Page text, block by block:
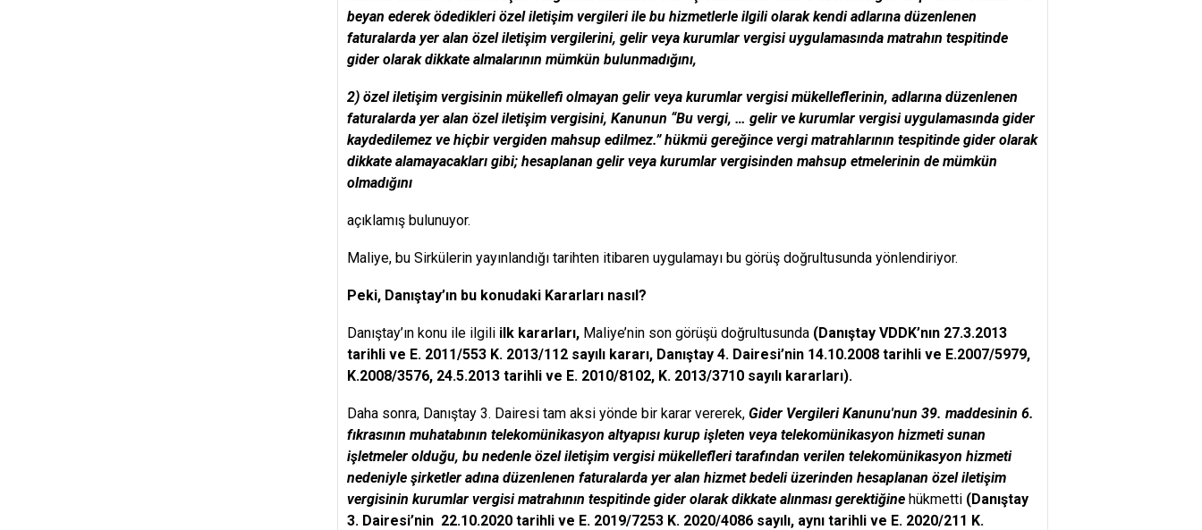
beyan ederek ödedikleri özel iletişim vergileri ile bu hizmetlerle ilgili olarak kendi adlarına düzenlenen
faturalarda yer alan özel iletişim vergilerini, gelir veya kurumlar vergisi uygulamasında matrahın tespitinde
gider olarak dikkate almalarının mümkün bulunmadığını,
2) özel iletişim vergisinin mükellefi olmayan gelir veya kurumlar vergisi mükelleflerinin, adlarına düzenlenen
faturalarda yer alan özel iletişim vergisini, Kanunun “Bu vergi, … gelir ve kurumlar vergisi uygulamasında gider
kaydedilemez ve hiçbir vergiden mahsup edilmez.” hükmü gereğince vergi matrahlarının tespitinde gider olarak
dikkate alamayacakları gibi; hesaplanan gelir veya kurumlar vergisinden mahsup etmelerinin de mümkün
olmadığını
açıklamış bulunuyor.
Maliye, bu Sirkülerin yayınlandığı tarihten itibaren uygulamayı bu görüş doğrultusunda yönlendiriyor.
Peki, Danıştay’ın bu konudaki Kararları nasıl?
Danıştay’ın konu ile ilgili ilk kararları, Maliye’nin son görüşü doğrultusunda (Danıştay VDDK’nın 27.3.2013
tarihli ve E. 2011/553 K. 2013/112 sayılı kararı, Danıştay 4. Dairesi’nin 14.10.2008 tarihli ve E.2007/5979,
K.2008/3576, 24.5.2013 tarihli ve E. 2010/8102, K. 2013/3710 sayılı kararları).
Daha sonra, Danıştay 3. Dairesi tam aksi yönde bir karar vererek, Gider Vergileri Kanunu'nun 39. maddesinin 6.
fıkrasının muhatabının telekomünikasyon altyapısı kurup işleten veya telekomünikasyon hizmeti sunan
işletmeler olduğu, bu nedenle özel iletişim vergisi mükellefleri tarafından verilen telekomünikasyon hizmeti
nedeniyle şirketler adına düzenlenen faturalarda yer alan hizmet bedeli üzerinden hesaplanan özel iletişim
vergisinin kurumlar vergisi matrahının tespitinde gider olarak dikkate alınması gerektiğine hükmetti (Danıştay
3. Dairesi’nin 22.10.2020 tarihli ve E. 2019/7253 K. 2020/4086 sayılı, aynı tarihli ve E. 2020/211 K.